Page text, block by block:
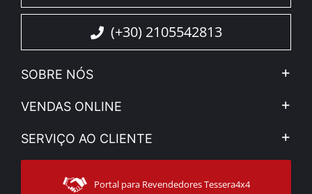
(+30) 2105542813
SOBRE NÓS
A Companhia
Notícias
Sitemap
VENDAS ONLINE
Minha Conta
Modos de Enviο
SERVIÇO AO CLIENTE
Contacto
Apoio ao clientePortal para Revendedores Tessera4x4